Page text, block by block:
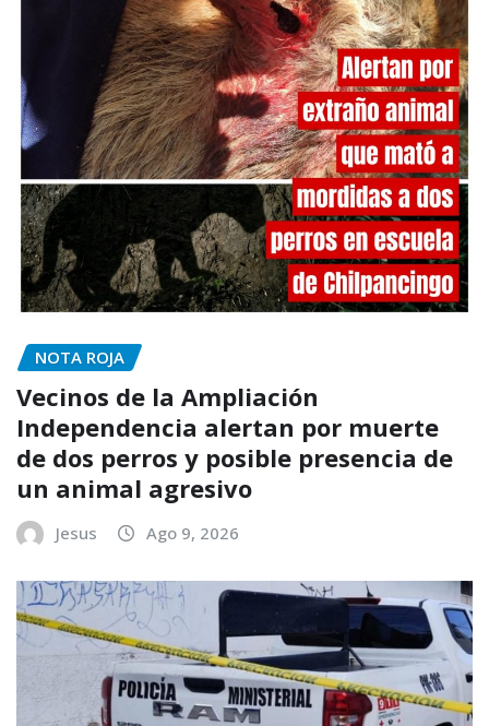
NOTA ROJA
Vecinos de la Ampliación
Independencia alertan por muerte
de dos perros y posible presencia de
un animal agresivo
Jesus Ago 9, 2026